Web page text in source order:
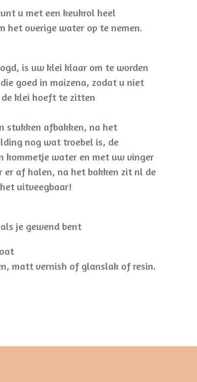
u met een keukrol heel
het overige water op te nemen.
is uw klei klaar om te worden
goed in maizena, zodat u niet
klei hoeft te zitten
stukken afbakken, na het
nog wat troebel is, de
kommetje water en met uw vinger
er af halen, na het bakken zit nl de
uitveegbaar!
je gewend bent
matt vernish of glanslak of resin.